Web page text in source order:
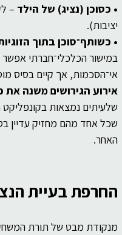
• כסוכן (נציג) של הילד –
יציבות).
• כשותף־סוכן בתוך
במישור הכלכלי־חברתי
אי־הסכמות, אך קיים בסיס
אירוע הגירושים משנה
שלעיתים נמצאות
שכל אחד מהם מחזיק עדיין
האחר.
החרפת בעיית
מנקודת מבט של תורת